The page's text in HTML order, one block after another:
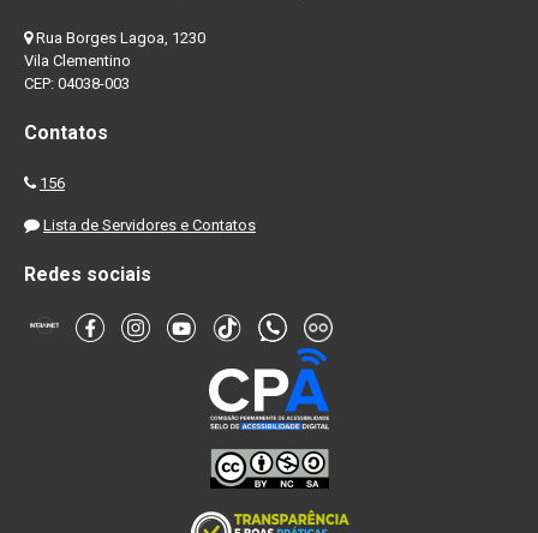
Rua Borges Lagoa, 1230
Vila Clementino
CEP: 04038-003
Contatos
156
Lista de Servidores e Contatos
Redes sociais